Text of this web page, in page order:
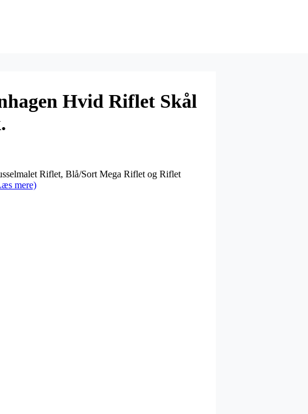
Hvid Riflet Skål
Riflet, Blå/Sort Mega Riflet og Riflet
mere)